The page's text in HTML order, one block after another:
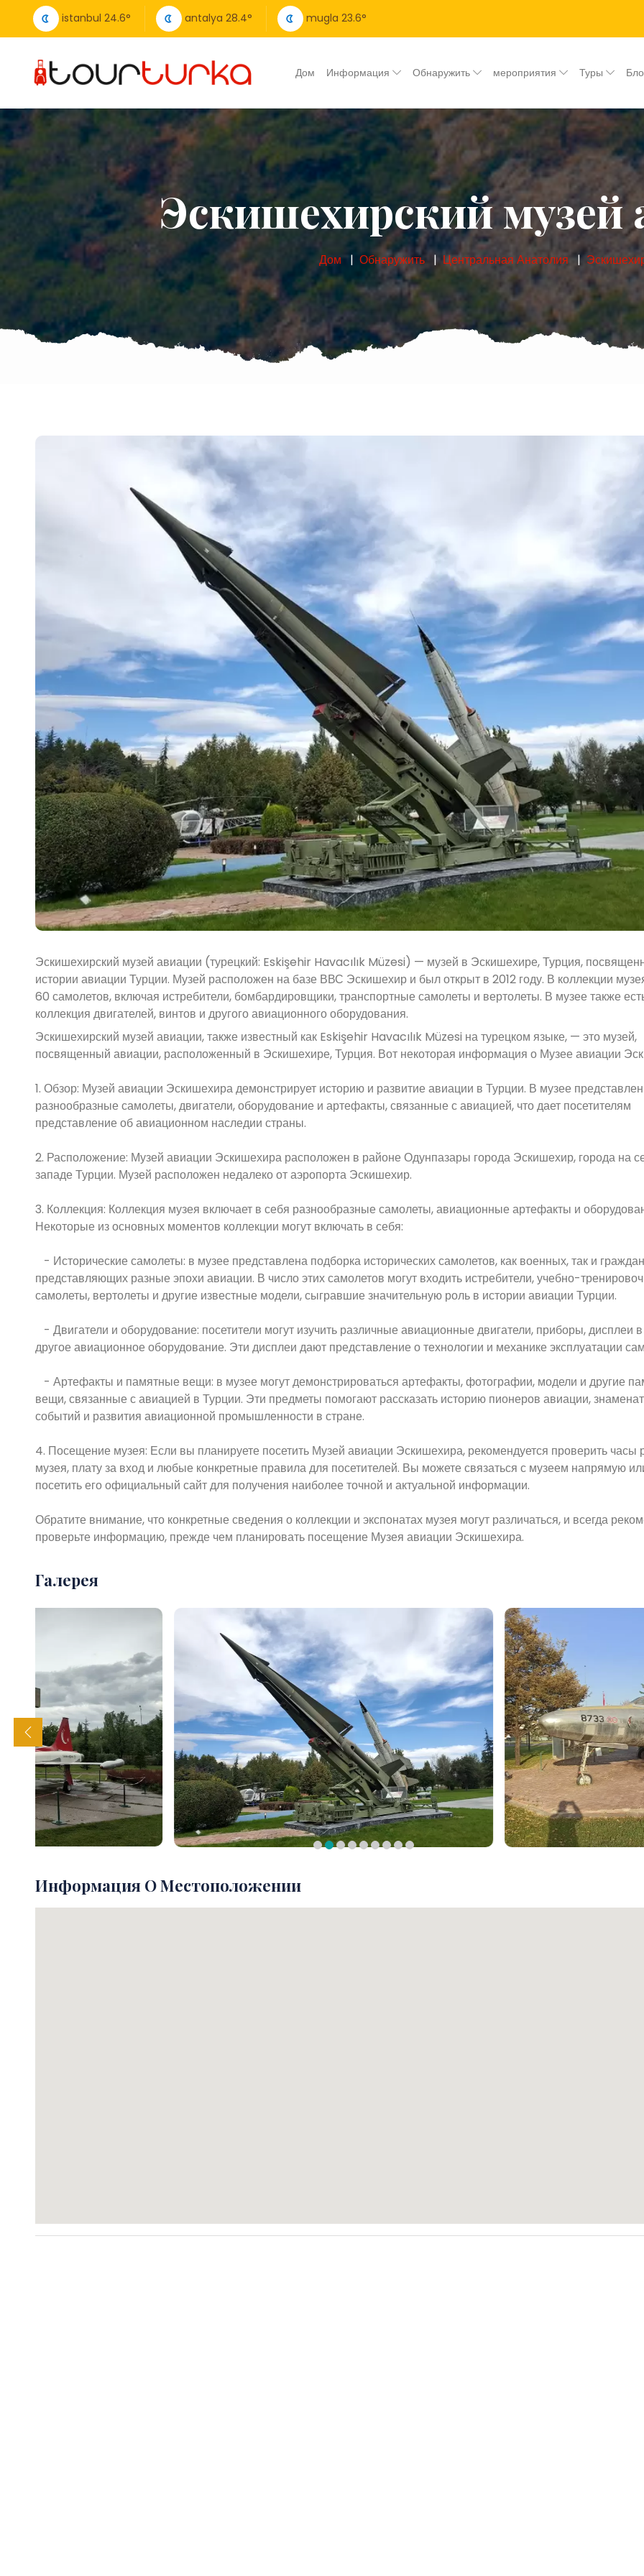
istanbul 24.6° antalya 28.4° mugla 23.6°
Дом Информация Обнаружить мероприятия Туры
Эскишехирский музей
Дом Обнаружить Центральная Анатолия
Эскишехирский музей авиации (турецкий: Eskişehir Havacılık Müzesi) — музей в Эскишехире, Турция,
истории авиации Турции. Музей расположен на базе ВВС Эскишехир и был открыт в 2012 году. В коллекции
60 самолетов, включая истребители, бомбардировщики, транспортные самолеты и вертолеты. В музее также
коллекция двигателей, винтов и другого авиационного оборудования.
Эскишехирский музей авиации, также известный как Eskişehir Havacılık Müzesi на турецком языке, — это музей,
посвященный авиации, расположенный в Эскишехире, Турция. Вот некоторая информация о Музее авиации
1. Обзор: Музей авиации Эскишехира демонстрирует историю и развитие авиации в Турции. В музее
разнообразные самолеты, двигатели, оборудование и артефакты, связанные с авиацией, что дает посетителям
представление об авиационном наследии страны.
2. Расположение: Музей авиации Эскишехира расположен в районе Одунпазары города Эскишехир, города на
западе Турции. Музей расположен недалеко от аэропорта Эскишехир.
3. Коллекция: Коллекция музея включает в себя разнообразные самолеты, авиационные артефакты и
Некоторые из основных моментов коллекции могут включать в себя:
- Исторические самолеты: в музее представлена ​​подборка исторических самолетов, как военных, так и
представляющих разные эпохи авиации. В число этих самолетов могут входить истребители, учебно-
самолеты, вертолеты и другие известные модели, сыгравшие значительную роль в истории авиации Турции.
- Двигатели и оборудование: посетители могут изучить различные авиационные двигатели, приборы, дисплеи
другое авиационное оборудование. Эти дисплеи дают представление о технологии и механике эксплуатации
- Артефакты и памятные вещи: в музее могут демонстрироваться артефакты, фотографии, модели и другие
вещи, связанные с авиацией в Турции. Эти предметы помогают рассказать историю пионеров авиации,
событий и развития авиационной промышленности в стране.
4. Посещение музея: Если вы планируете посетить Музей авиации Эскишехира, рекомендуется проверить часы
музея, плату за вход и любые конкретные правила для посетителей. Вы можете связаться с музеем напрямую
посетить его официальный сайт для получения наиболее точной и актуальной информации.
Обратите внимание, что конкретные сведения о коллекции и экспонатах музея могут различаться, и всегда
проверьте информацию, прежде чем планировать посещение Музея авиации Эскишехира.
Галерея
Информация О Местоположении